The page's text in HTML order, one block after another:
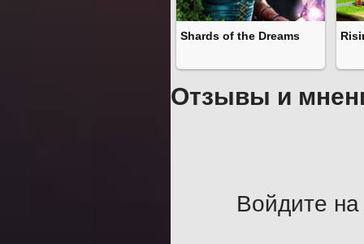
Shards of the Dreams
Отзывы и
Войдите на